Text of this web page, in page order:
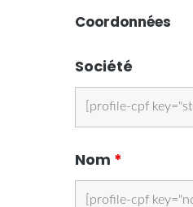
Coordonnées
Société
Nom *